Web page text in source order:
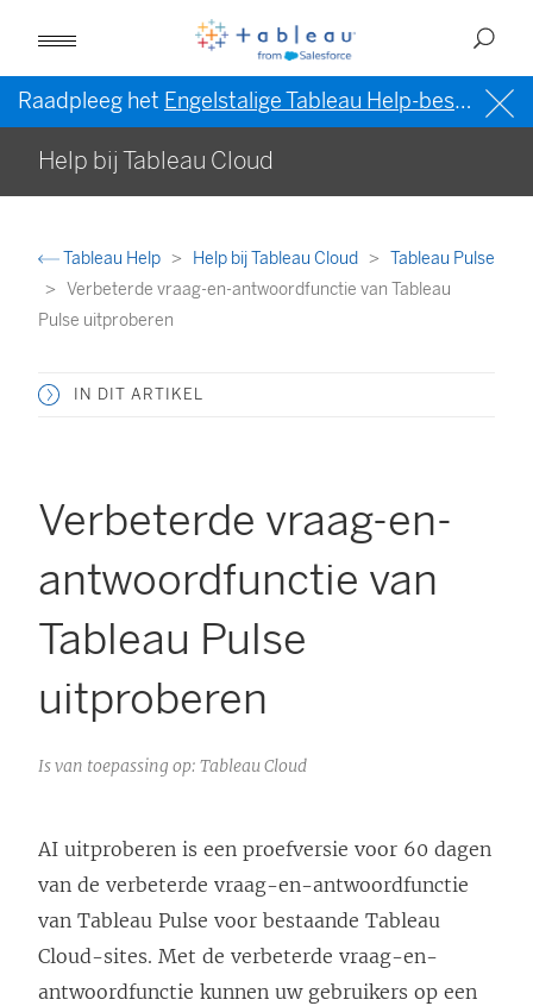
Raadpleeg het Engelstalige Tableau Help-bestand (VS)
Help bij Tableau Cloud
Tableau Help Help bij Tableau Cloud
Tableau Pulse
Verbeterde vraag-en-antwoordfunctie van Tableau
Pulse uitproberen
IN DIT ARTIKEL
Verbeterde vraag-en-
antwoordfunctie van
Tableau Pulse
uitproberen
Is van toepassing op: Tableau Cloud
AI uitproberen is een proefversie voor 60 dagen
van de verbeterde vraag-en-antwoordfunctie
van Tableau Pulse voor bestaande Tableau
Cloud-sites. Met de verbeterde vraag-en-
antwoordfunctie kunnen uw gebruikers op een